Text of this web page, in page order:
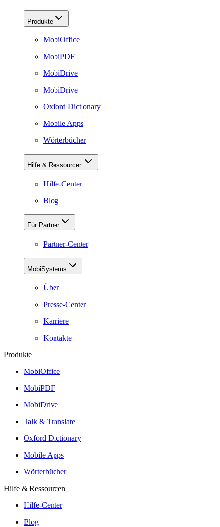
Produkte
MobiOffice
MobiPDF
MobiDrive
MobiDrive
Oxford Dictionary
Mobile Apps
Wörterbücher
Hilfe & Ressourcen
Hilfe-Center
Blog
Für Partner
Partner-Center
MobiSystems
Über
Presse-Center
Karriere
Kontakte
Produkte
MobiOffice
MobiPDF
MobiDrive
Talk & Translate
Oxford Dictionary
Mobile Apps
Wörterbücher
Hilfe & Ressourcen
Hilfe-Center
Blog